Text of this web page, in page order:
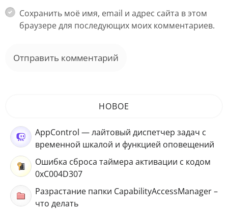
Сохранить моё имя, email и адрес сайта в этом
браузере для последующих моих комментариев.
НОВОЕ
AppControl — лайтовый диспетчер задач с
временной шкалой и функцией оповещений
Ошибка сброса таймера активации с кодом
0xC004D307
Разрастание папки CapabilityAccessManager –
что делать